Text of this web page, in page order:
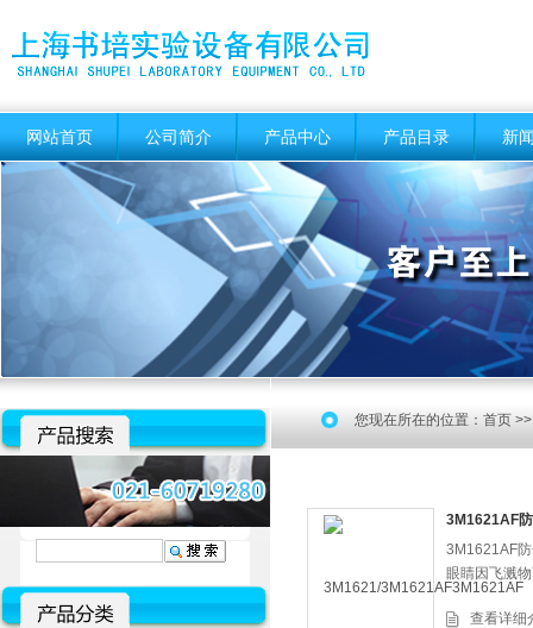
网站首页 公司简介 产品中心 产品目录 新
您现在所在的位置： 首页
3M1621AF
3M1621AF
眼睛因飞溅
查看详细